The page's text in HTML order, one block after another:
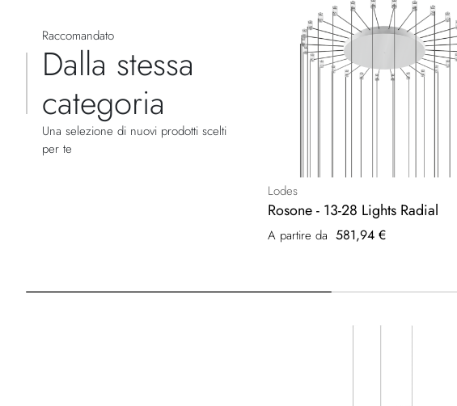
Raccomandato
Dalla stessa
categoria
Una selezione di nuovi prodotti scelti
per te
Lodes
Rosone - 13-28 Lights Radial
A partire da 581,94 €